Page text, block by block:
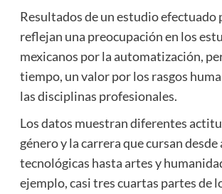
Resultados de un estudio efectuado
reflejan una preocupación en los
mexicanos por la automatización,
tiempo, un valor por los rasgos
las disciplinas profesionales.
Los datos muestran diferentes
género y la carrera que cursan desde
tecnológicas hasta artes y
ejemplo, casi tres cuartas partes de